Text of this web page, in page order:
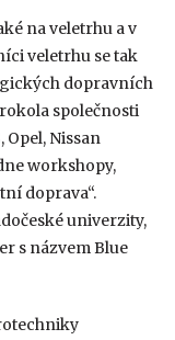
na veletrhu a v
veletrhu se tak
dopravních
společnosti
Nissan
workshopy,
doprava“.
univerzity,
s názvem Blue